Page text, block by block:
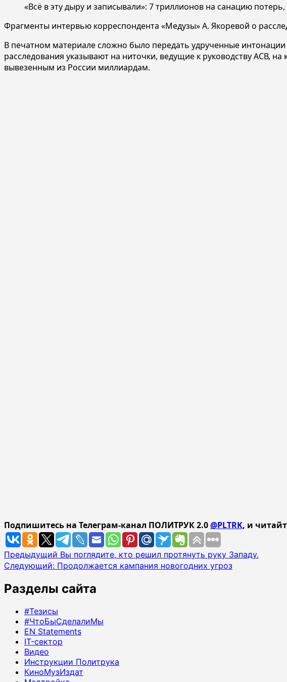
«Всё в эту дыру и записывали»: 7 триллионов на санацию
Фрагменты интервью корреспондента «Медузы» А. Якоревой о
В печатном материале сложно было передать удрученные интонации
расследования указывают на ниточки, ведущие к руководству АСВ,
вывезенным из России миллиардам.
Подпишитесь на Телеграм-канал ПОЛИТРУК 2.0@PLTRK, и
Навигация
записи
Предыдущий Вы поглядите, кто решил протянуть руку Западу.
Следующий: Продолжается кампания новогодних угроз
Разделы сайта
#Тезисы
#ЧтоБыСделалиМы
EN Statements
IT-сектор
Видео
Инструкции Политрука
КиноМузИздат